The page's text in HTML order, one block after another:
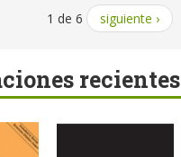
1 de 6 siguiente ›
recientes